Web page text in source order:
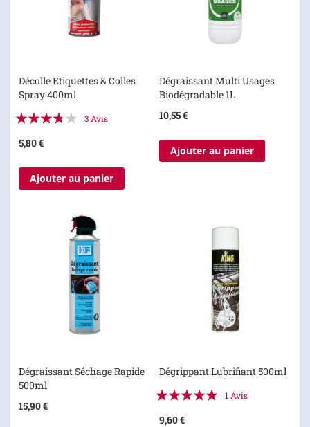
Décolle Etiquettes & Colles
Spray 400ml
Évaluation:
3 Avis
5,80 €
Ajouter au panier
Dégraissant Multi Usages
Biodégradable 1L
10,55 €
Ajouter au panier
Dégraissant Séchage Rapide
500ml
15,90 €
Dégrippant Lubrifiant 500ml
Évaluation:
1 Avis
9,60 €